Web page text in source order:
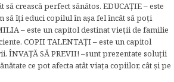
crească perfect sănătos. EDUCAŢIE – este
să îţi educi copilul în aşa fel încât să poţi
– este un capitol destinat vieţii de familie
COPII TALENTAŢI – este un capitol
ÎNVAŢĂ SĂ PREVII! –sunt prezentate soluţii
ce pot afecta atât viaţa copiilor, cât şi pe